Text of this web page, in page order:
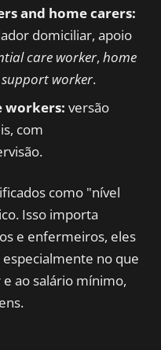
and home carers:
domiciliar, apoio
care worker, home
worker.
workers: versão
com
como "nível
Isso importa
e enfermeiros, eles
no que
ao salário mínimo,